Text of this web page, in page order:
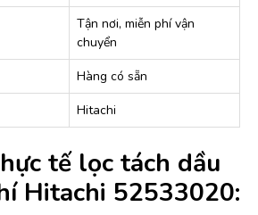
Tận nơi, miễn phí vận
chuyển
Hàng có sẵn
Hitachi
tế lọc tách dầu
Hitachi 52533020: